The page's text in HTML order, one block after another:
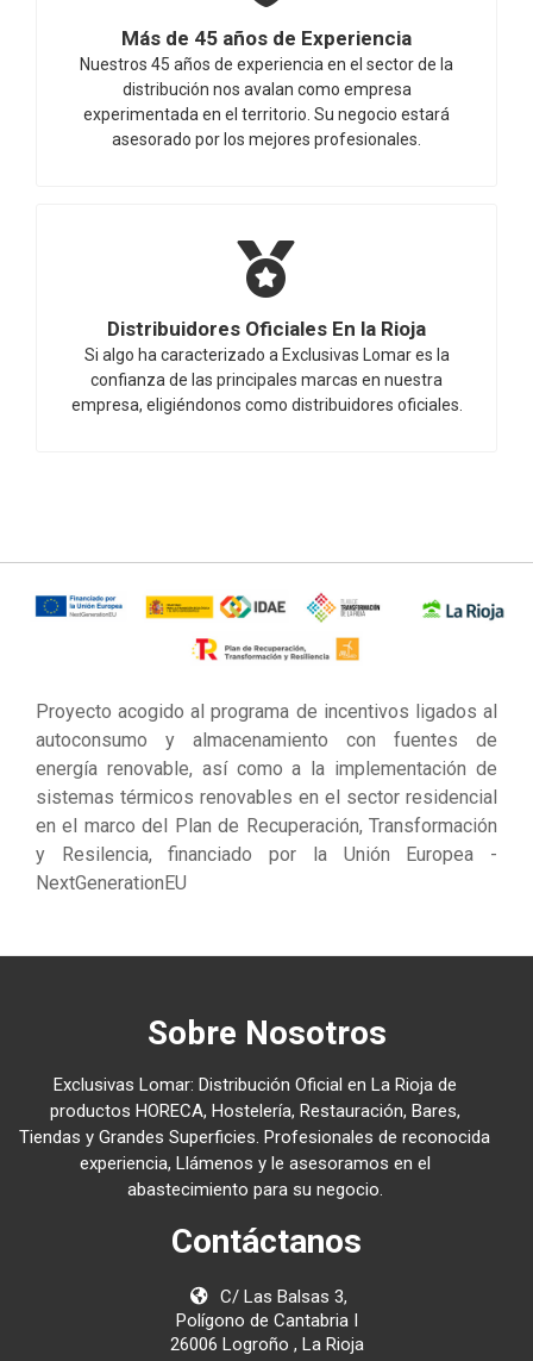
Más de 45 años de Experiencia
Nuestros 45 años de experiencia en el sector de la
distribución nos avalan como empresa
experimentada en el territorio. Su negocio estará
asesorado por los mejores profesionales.
Distribuidores Oficiales En la Rioja
Si algo ha caracterizado a Exclusivas Lomar es la
confianza de las principales marcas en nuestra
empresa, eligiéndonos como distribuidores oficiales.
Proyecto acogido al programa de incentivos ligados al
autoconsumo y almacenamiento con fuentes de
energía renovable, así como a la implementación de
sistemas térmicos renovables en el sector residencial
en el marco del Plan de Recuperación, Transformación
y Resilencia, financiado por la Unión Europea -
NextGenerationEU
Sobre Nosotros
Exclusivas Lomar: Distribución Oficial en La Rioja de
productos HORECA, Hostelería, Restauración, Bares,
Tiendas y Grandes Superficies. Profesionales de reconocida
experiencia, Llámenos y le asesoramos en el
abastecimiento para su negocio.
Contáctanos
C/ Las Balsas 3,
Polígono de Cantabria I
26006 Logroño , La Rioja